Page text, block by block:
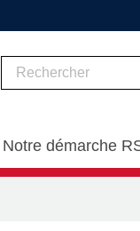
Notre démarche